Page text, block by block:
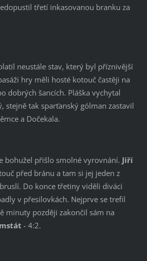
třetí inkasovanou branku za
neustále stav, který byl příznivější
hry měli hosté kotouč častěji na
dobrých šancích. Pláška vychytal
stejně tak sparťanský gólman zastavil
a Dočekala.
bohužel přišlo smolné vyrovnání. Jiří
před bránu a tam si jej jeden z
Do konce třetiny viděli diváci
v přesilovkách. Nejprve se trefil
minuty později zakončil sám na
- 4:2.